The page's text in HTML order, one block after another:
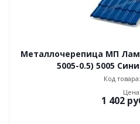
Металлочерепица МП
5005-0.5) 5005
Код
Цена:
1 402